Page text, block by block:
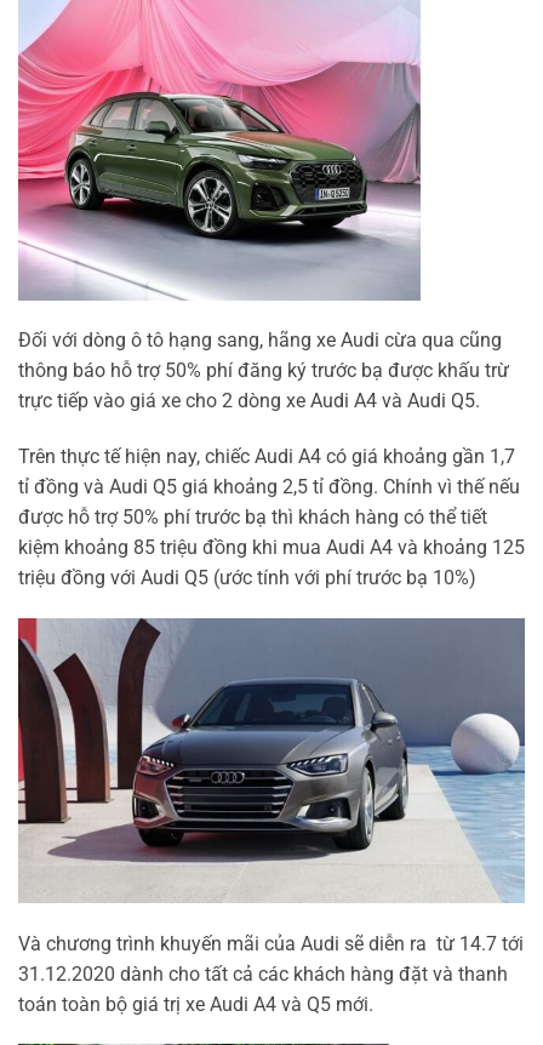
Đối với dòng ô tô hạng sang, hãng xe Audi cừa qua cũng
thông báo hỗ trợ 50% phí đăng ký trước bạ được khấu trừ
trực tiếp vào giá xe cho 2 dòng xe Audi A4 và Audi Q5.
Trên thực tế hiện nay, chiếc Audi A4 có giá khoảng gần 1,7
tỉ đồng và Audi Q5 giá khoảng 2,5 tỉ đồng. Chính vì thế nếu
được hỗ trợ 50% phí trước bạ thì khách hàng có thể tiết
kiệm khoảng 85 triệu đồng khi mua Audi A4 và khoảng 125
triệu đồng với Audi Q5 (ước tính với phí trước bạ 10%)
Và chương trình khuyến mãi của Audi sẽ diễn ra từ 14.7 tới
31.12.2020 dành cho tất cả các khách hàng đặt và thanh
toán toàn bộ giá trị xe Audi A4 và Q5 mới.